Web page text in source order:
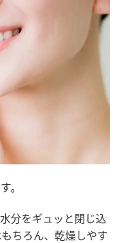
。
分をギュッと閉じ込
ちろん、乾燥しやす